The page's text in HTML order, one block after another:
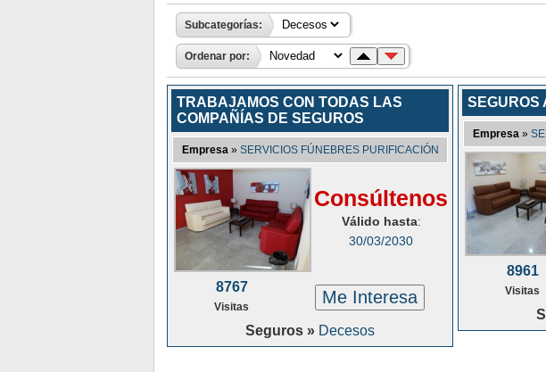
Subcategorías:
Ordenar por:
TRABAJAMOS CON TODAS LAS
COMPAÑÍAS DE SEGUROS
Empresa» SERVICIOS FÚNEBRES PURIFICACIÓN
Consúltenos
Válido hasta:
30/03/2030
8767
Visitas Me Interesa
Seguros » Decesos
SEGUROS
Empresa»
8961
Visitas